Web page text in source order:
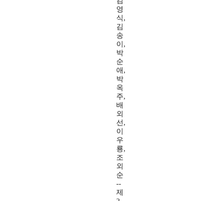
영
식,
김
송
이,
박
순
애,
박
옥
주,
배
외
선,
이
우
룡,
조
외
순
--
제